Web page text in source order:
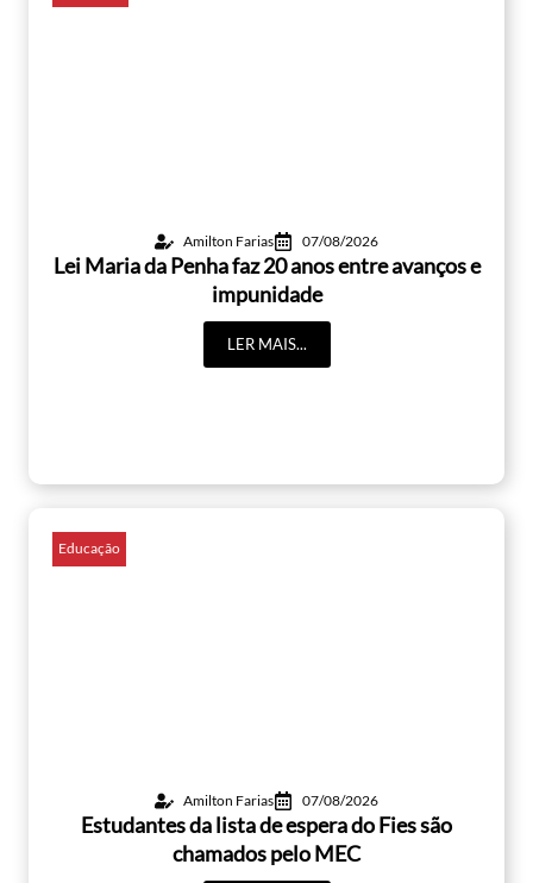
Amilton Farias 07/08/2026
Lei Maria da Penha faz 20 anos entre avanços e
impunidade
LER MAIS...
Educação
Amilton Farias 07/08/2026
Estudantes da lista de espera do Fies são
chamados pelo MEC